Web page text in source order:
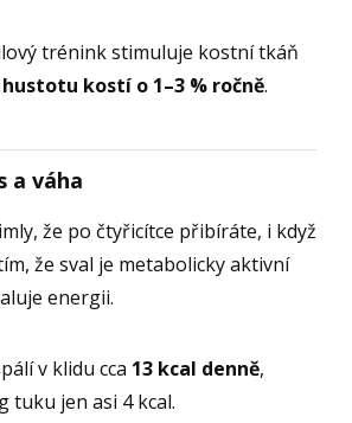
trénink stimuluje kostní tkáň
kostí o 1–3 % ročně.
a váha
že po čtyřicítce přibíráte, i když
že sval je metabolicky aktivní
energii.
v klidu cca 13 kcal denně,
tuku jen asi 4 kcal.